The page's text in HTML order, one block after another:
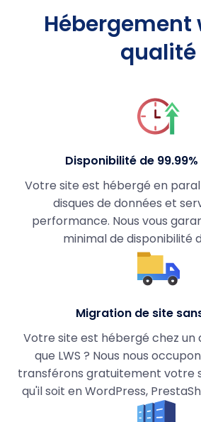
Hébergement
qualité
Disponibilité de
Votre site est hébergé en
disques de données et
performance. Nous vous
minimal de disponibilité
Migration de site
Votre site est hébergé chez un
que LWS ? Nous nous
transférons gratuitement votre
qu'il soit en WordPress,